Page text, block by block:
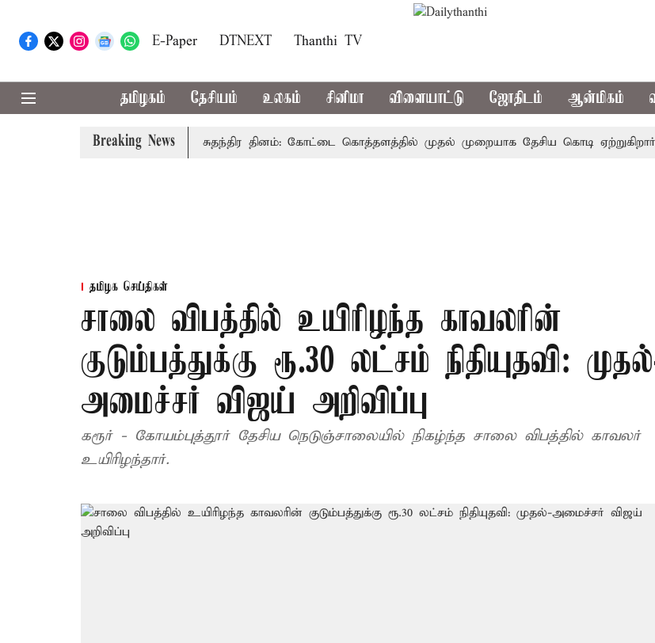
E-Paper DTNEXT Thanthi TV
தமிழகம் தேசியம் உலகம் சினிமா விளையாட்டு ஜோதிடம் ஆன்மிகம்
Breaking News
கூறுவதென்ன..? 80-வது சுதந்திர தினம்: கோட்டை கொத்தளத்தில் முதல் முறையாக தேசிய கொடி ஏற்றுகிறார்,
தமிழக செய்திகள்
சாலை விபத்தில் உயிரிழந்த காவலரின்
குடும்பத்துக்கு ரூ.30 லட்சம் நிதியுதவி:
அமைச்சர் விஜய் அறிவிப்பு
கரூர் - கோயம்புத்தூர் தேசிய நெடுஞ்சாலையில் நிகழ்ந்த சாலை விபத்தில் காவலர்
உயிரிழந்தார்.